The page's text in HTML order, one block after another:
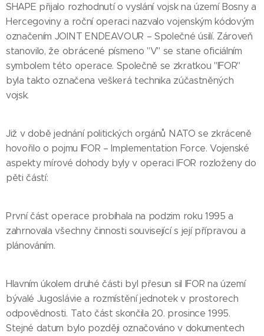
SHAPE přijalo rozhodnutí o vyslání vojsk na území Bosny a
Hercegoviny a roční operaci nazvalo vojenským kódovým
označením JOINT ENDEAVOUR – Společné úsilí. Zároveň
stanovilo, že obrácené písmeno "V" se stane oficiálním
symbolem této operace. Společně se zkratkou "IFOR"
byla takto označena veškerá technika zúčastněných
vojsk.
Již v době jednání politických orgánů NATO se zkráceně
hovořilo o pojmu IFOR – Implementation Force. Vojenské
aspekty mírové dohody byly v operaci IFOR rozloženy do
pěti částí:
První část operace probíhala na podzim roku 1995 a
zahrnovala všechny činnosti související s její přípravou a
plánováním.
Hlavním úkolem druhé části byl přesun sil IFOR na území
bývalé Jugoslávie a rozmístění jednotek v prostorech
odpovědnosti. Tato část skončila 20. prosince 1995.
Stejné datum bylo později označováno v dokumentech